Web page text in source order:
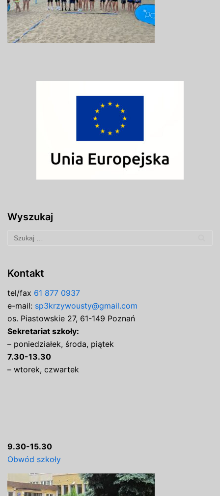
Wyszukaj
Kontakt
tel/fax 61 877 0937
e-mail: sp3krzywousty@gmail.com
os. Piastowskie 27, 61-149 Poznań
Sekretariat szkoły:
– poniedziałek, środa, piątek
7.30-13.30
– wtorek, czwartek
9.30-15.30
Obwód szkoły